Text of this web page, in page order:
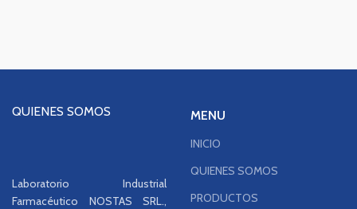
QUIENES SOMOS
Laboratorio Industrial
Farmacéutico NOSTAS SRL.,
MENU
INICIO
QUIENES SOMOS
PRODUCTOS